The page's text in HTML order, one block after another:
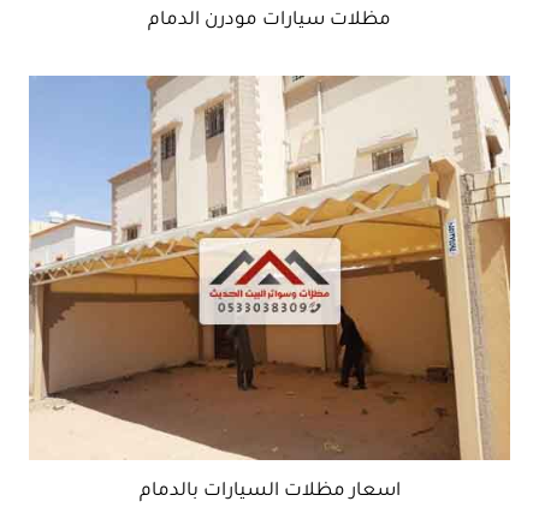
مظلات سيارات مودرن الدمام
اسعار مظلات السيارات بالدمام